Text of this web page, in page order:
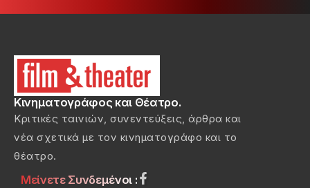
Κινηματογράφος και Θέατρο.
Κριτικές ταινιών, συνεντεύξεις, άρθρα και
νέα σχετικά με τον κινηματογράφο και το
θέατρο.
Μείνετε Συνδεμένοι :